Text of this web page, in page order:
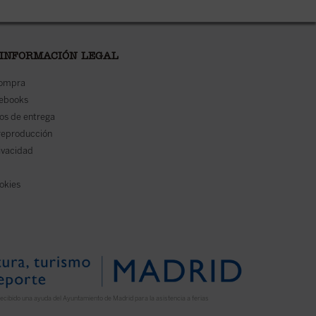
LEGAL
de entrega
una ayuda del Ayuntamiento de Madrid para la asistencia a ferias